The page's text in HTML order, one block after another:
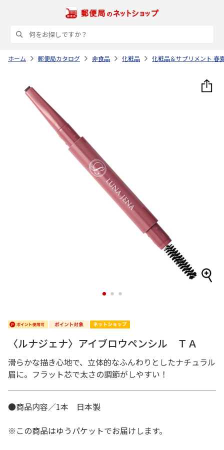
ホーム 郵便局カタログ 非食品 化粧品 化粧品＆サプリメント 春
1 2 3
〈ルナジェナ〉アイブロウペンシル ＴＡ
滑らかな描き心地で、立体的なふんわりとしたナチュラル
眉に。フラット芯で太さの調節がしやすい！
●商品内容／1本 日本製
※この商品はゆうパケットでお届けします。